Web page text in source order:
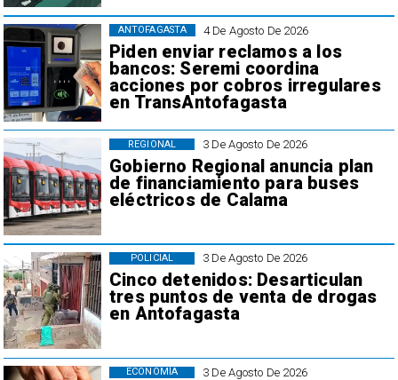
4 De Agosto De 2026
Piden enviar reclamos a los
bancos: Seremi coordina
acciones por cobros irregulares
en TransAntofagasta
ANTOFAGASTA
3 De Agosto De 2026
Gobierno Regional anuncia plan
de financiamiento para buses
eléctricos de Calama
REGIONAL
3 De Agosto De 2026
Cinco detenidos: Desarticulan
tres puntos de venta de drogas
en Antofagasta
POLICIAL
3 De Agosto De 2026
ECONOMÍA